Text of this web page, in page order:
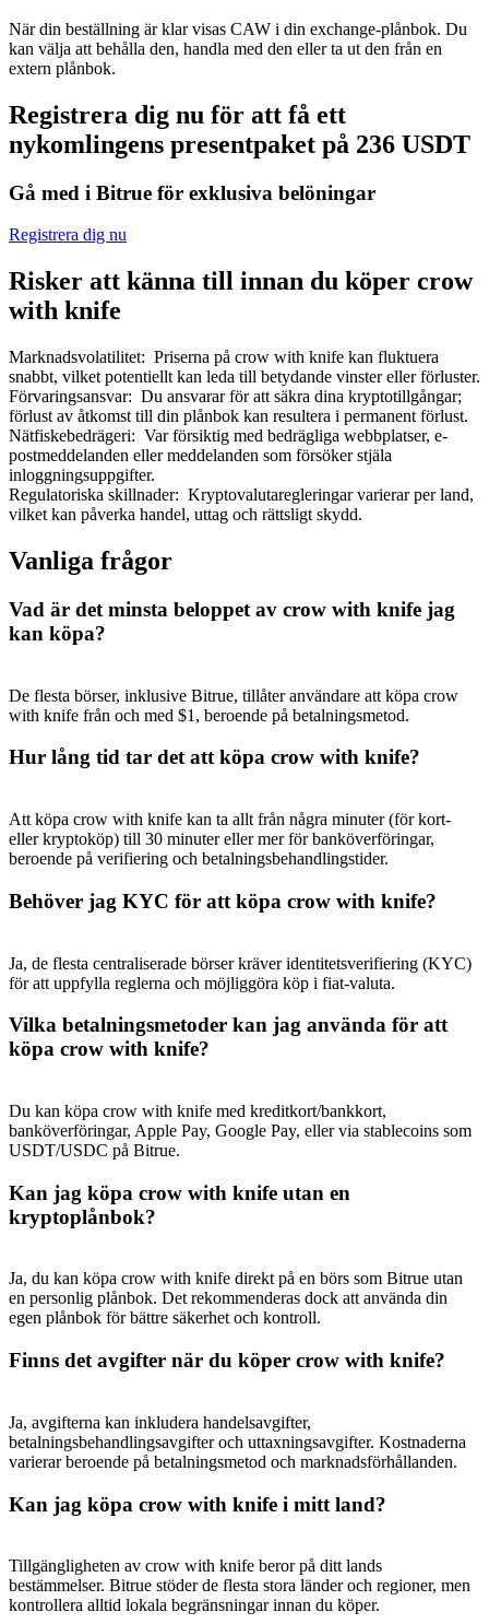
Lär dig Staking
Lär dig mer om att tjäna passiv inkomst
Bitrue Partners
Bitrue Affiliates
Upp till 65% provision!
Hänvisning
Deposit CASHCAT & Win
Deposit CASHCAT & Win
Share 500000 CASHCAT prize pool
Register & Trade to Win 500,000 USDT
Precious Metals Trading Carnival
USDT New User Exclusive 10% APR
När din beställning är klar visas CAW i din exchange-plånbok. Du
kan välja att behålla den, handla med den eller ta ut den från en
extern plånbok.
Registrera dig nu för att få ett
nykomlingens presentpaket på 236 USDT
Gå med i Bitrue för exklusiva belöningar
Registrera dig nu
Risker att känna till innan du köper crow
with knife
Marknadsvolatilitet: Priserna på crow with knife kan fluktuera
snabbt, vilket potentiellt kan leda till betydande vinster eller förluster.
Förvaringsansvar: Du ansvarar för att säkra dina kryptotillgångar;
förlust av åtkomst till din plånbok kan resultera i permanent förlust.
Nätfiskebedrägeri: Var försiktig med bedrägliga webbplatser, e-
postmeddelanden eller meddelanden som försöker stjäla
inloggningsuppgifter.
Regulatoriska skillnader: Kryptovalutaregleringar varierar per land,
vilket kan påverka handel, uttag och rättsligt skydd.
Vanliga frågor
Vad är det minsta beloppet av crow with knife jag
kan köpa?
De flesta börser, inklusive Bitrue, tillåter användare att köpa crow
with knife från och med $1, beroende på betalningsmetod.
Hur lång tid tar det att köpa crow with knife?
Att köpa crow with knife kan ta allt från några minuter (för kort-
eller kryptoköp) till 30 minuter eller mer för banköverföringar,
beroende på verifiering och betalningsbehandlingstider.
Behöver jag KYC för att köpa crow with knife?
Ja, de flesta centraliserade börser kräver identitetsverifiering (KYC)
för att uppfylla reglerna och möjliggöra köp i fiat-valuta.
Vilka betalningsmetoder kan jag använda för att
köpa crow with knife?
Du kan köpa crow with knife med kreditkort/bankkort,
banköverföringar, Apple Pay, Google Pay, eller via stablecoins som
USDT/USDC på Bitrue.
Kan jag köpa crow with knife utan en
kryptoplånbok?
Ja, du kan köpa crow with knife direkt på en börs som Bitrue utan
en personlig plånbok. Det rekommenderas dock att använda din
egen plånbok för bättre säkerhet och kontroll.
Finns det avgifter när du köper crow with knife?
Ja, avgifterna kan inkludera handelsavgifter,
betalningsbehandlingsavgifter och uttaxningsavgifter. Kostnaderna
varierar beroende på betalningsmetod och marknadsförhållanden.
Kan jag köpa crow with knife i mitt land?
Tillgängligheten av crow with knife beror på ditt lands
bestämmelser. Bitrue stöder de flesta stora länder och regioner, men
kontrollera alltid lokala begränsningar innan du köper.